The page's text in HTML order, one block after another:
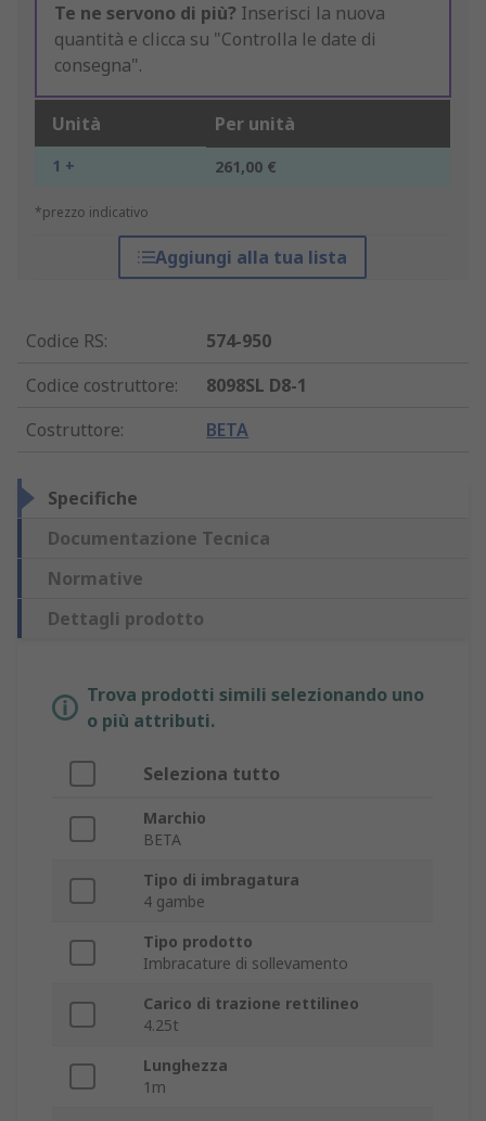
Te ne servono di più? Inserisci la nuova
quantità e clicca su "Controlla le date di
consegna".
Unità Per unità
1 + 261,00 €
*prezzo indicativo
Aggiungi alla tua lista
Codice RS:
574-950
Codice costruttore:
8098SL D8-1
Costruttore: BETA
Specifiche
Documentazione Tecnica
Normative
Dettagli prodotto
Trova prodotti simili selezionando uno
o più attributi.
Seleziona tutto
Marchio
BETA
Tipo di imbragatura
4 gambe
Tipo prodotto
Imbracature di sollevamento
Carico di trazione rettilineo
4.25t
Lunghezza
1m